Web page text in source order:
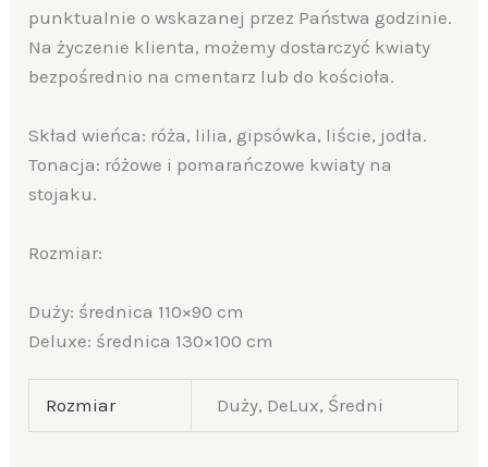
punktualnie o wskazanej przez Państwa godzinie.
Na życzenie klienta, możemy dostarczyć kwiaty
bezpośrednio na cmentarz lub do kościoła.
Skład wieńca: róża, lilia, gipsówka, liście, jodła.
Tonacja: różowe i pomarańczowe kwiaty na
stojaku.
Rozmiar:
Duży: średnica 110×90 cm
Deluxe: średnica 130×100 cm
Rozmiar Duży, DeLux, Średni